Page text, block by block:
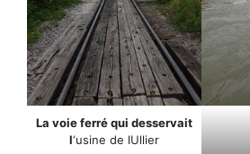
La voie ferré qui desservait
l‘usine de lUllier